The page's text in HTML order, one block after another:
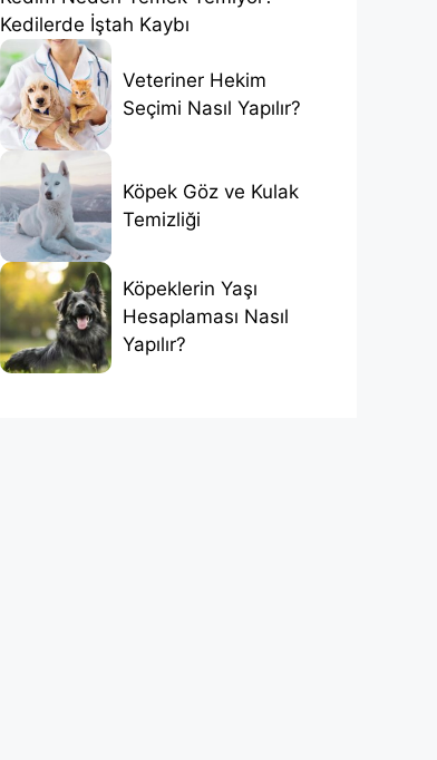
Kedilerde İştah Kaybı
Veteriner Hekim
Seçimi Nasıl Yapılır?
Köpek Göz ve Kulak
Temizliği
Köpeklerin Yaşı
Hesaplaması Nasıl
Yapılır?